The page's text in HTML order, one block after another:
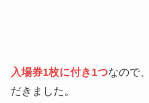
入場券1枚に付き1つなので
だきました。